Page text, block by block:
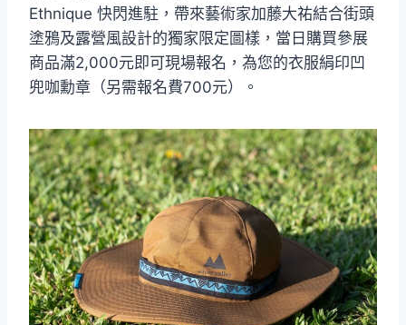
Ethnique 快閃進駐，帶來藝術家加藤大祐結合街頭
塗鴉及露營風設計的獨家限定圖樣，當日購買參展
商品滿2,000元即可現場報名，為您的衣服絹印凹
兜咖勳章（另需報名費700元）。